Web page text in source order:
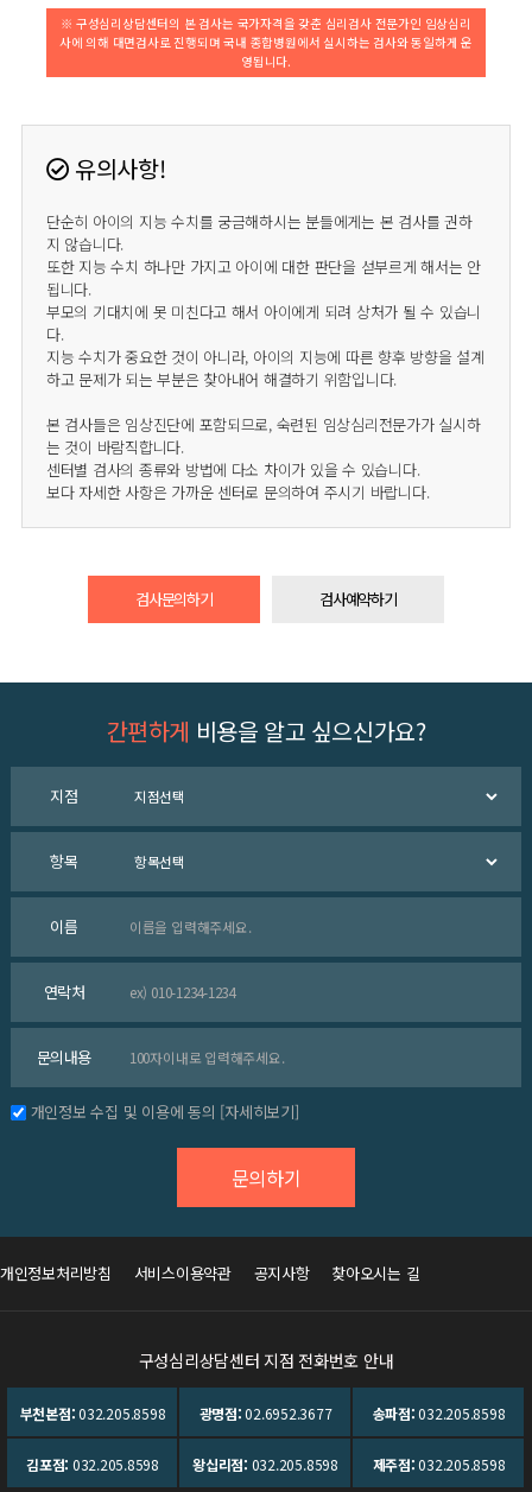
※ 구성심리상담센터의 본 검사는 국가자격을 갖춘 심리검사 전문가인 임상심리
사에 의해 대면검사로 진행되며 국내 종합병원에서 실시하는 검사와 동일하게 운
영됩니다.
유의사항!
단순히 아이의 지능 수치를 궁금해하시는 분들에게는 본 검사를 권하
지 않습니다.
또한 지능 수치 하나만 가지고 아이에 대한 판단을 섣부르게 해서는 안
됩니다.
부모의 기대치에 못 미친다고 해서 아이에게 되려 상처가 될 수 있습니
다.
지능 수치가 중요한 것이 아니라, 아이의 지능에 따른 향후 방향을 설계
하고 문제가 되는 부분은 찾아내어 해결하기 위함입니다.
본 검사들은 임상진단에 포함되므로, 숙련된 임상심리전문가가 실시하
는 것이 바람직합니다.
센터별 검사의 종류와 방법에 다소 차이가 있을 수 있습니다.
보다 자세한 사항은 가까운 센터로 문의하여 주시기 바랍니다.
검사문의하기 검사예약하기
간편하게 비용을 알고 싶으신가요?
지점
항목
이름
연락처
문의내용
개인정보 수집 및 이용에 동의 [자세히보기]
개인정보처리방침 서비스이용약관 공지사항 찾아오시는 길
구성심리상담센터 지점 전화번호 안내
부천본점:032.205.8598 광명점:02.6952.3677 송파점:032.205.8598
김포점: 032.205.8598 왕십리점: 032.205.8598 제주점:032.205.8598